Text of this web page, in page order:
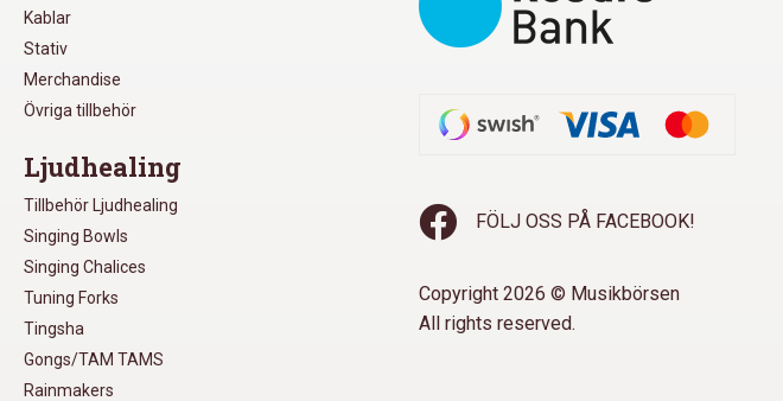
Kablar
Stativ
Merchandise
Övriga tillbehör
Ljudhealing
Tillbehör Ljudhealing
Singing Bowls
Singing Chalices
Tuning Forks
Tingsha
Gongs/TAM TAMS
Rainmakers
FÖLJ OSS PÅ FACEBOOK!
Copyright 2026 © Musikbörsen
All rights reserved.